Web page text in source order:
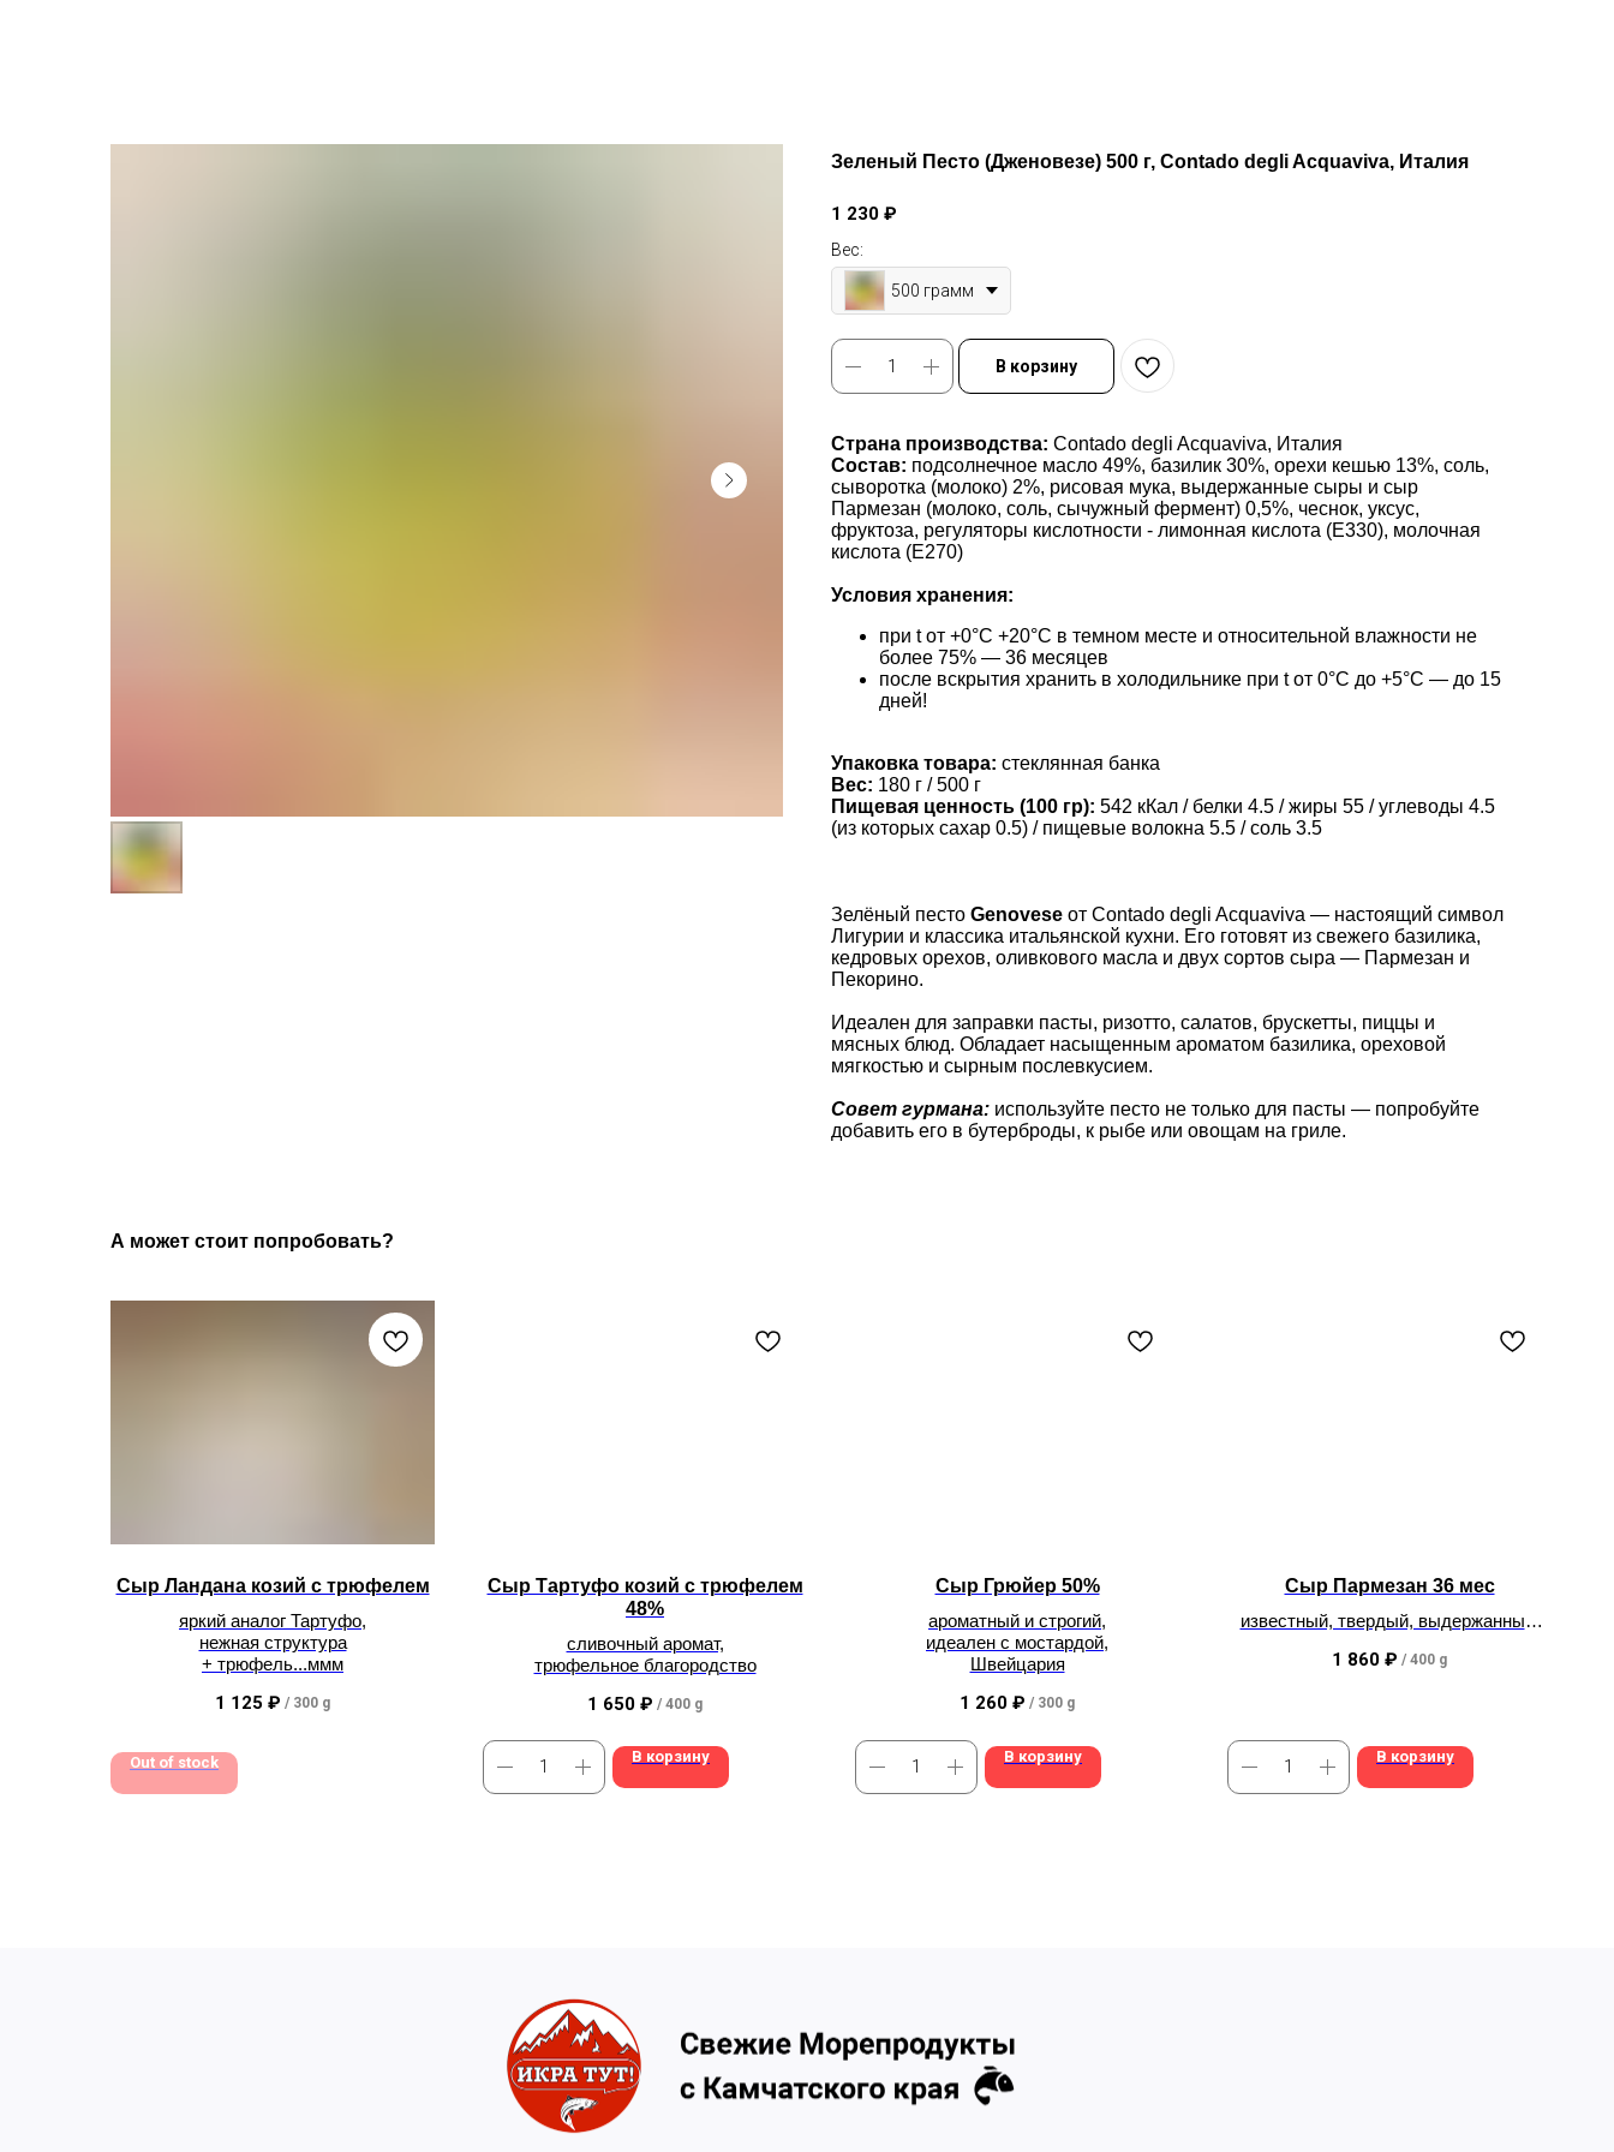
Зеленый Песто (Дженовезе) 500 г, Contado degli Acquaviva, Италия
1 230 ₽
Вес:
500 грамм
В корзину
Страна производства: Contado degli Acquaviva, Италия
Состав: подсолнечное масло 49%, базилик 30%, орехи кешью 13%, соль,
сыворотка (молоко) 2%, рисовая мука, выдержанные сыры и сыр
Пармезан (молоко, соль, сычужный фермент) 0,5%, чеснок, уксус,
фруктоза, регуляторы кислотности - лимонная кислота (Е330), молочная
кислота (Е270)
Условия хранения:
при t от +0°С +20°С в темном месте и относительной влажности не
более 75% — 36 месяцев
после вскрытия хранить в холодильнике при t от 0°С до +5°С — до 15
дней!
Упаковка товара: стеклянная банка
Вес: 180 г / 500 г
Пищевая ценность (100 гр): 542 кКал / белки 4.5 / жиры 55 / углеводы 4.5
(из которых сахар 0.5) / пищевые волокна 5.5 / соль 3.5
Зелёный песто Genovese от Contado degli Acquaviva — настоящий символ
Лигурии и классика итальянской кухни. Его готовят из свежего базилика,
кедровых орехов, оливкового масла и двух сортов сыра — Пармезан и
Пекорино.
Идеален для заправки пасты, ризотто, салатов, брускетты, пиццы и
мясных блюд. Обладает насыщенным ароматом базилика, ореховой
мягкостью и сырным послевкусием.
Совет гурмана: используйте песто не только для пасты — попробуйте
добавить его в бутерброды, к рыбе или овощам на гриле.
А может стоит попробовать?
Сыр Ландана козий с трюфелем
яркий аналог Тартуфо,
нежная структура
+ трюфель...ммм
1 125 ₽ / 300 g
Out of stock
Сыр Тартуфо козий с трюфелем
48%
сливочный аромат,
трюфельное благородство
1 650 ₽ / 400 g
В корзину
Сыр Грюйер 50%
ароматный и строгий,
идеален с мостардой,
Швейцария
1 260 ₽ / 300 g
В корзину
Сыр Пармезан 36 мес
известный, твердый, выдержанный,
1 860 ₽ / 400 g
В корзину